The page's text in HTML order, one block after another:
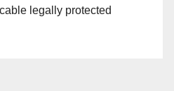
legally protected